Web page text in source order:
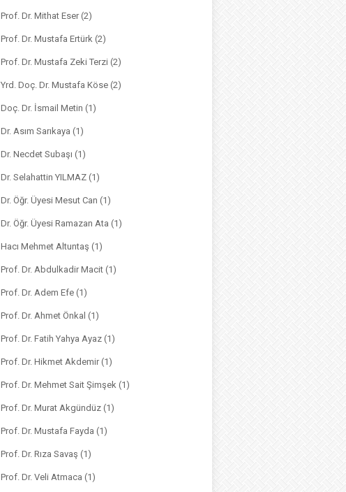
Prof. Dr. Mithat Eser (2)
Prof. Dr. Mustafa Ertürk (2)
Prof. Dr. Mustafa Zeki Terzi (2)
Yrd. Doç. Dr. Mustafa Köse (2)
Doç. Dr. İsmail Metin (1)
Dr. Asım Sarıkaya (1)
Dr. Necdet Subaşı (1)
Dr. Selahattin YILMAZ (1)
Dr. Öğr. Üyesi Mesut Can (1)
Dr. Öğr. Üyesi Ramazan Ata (1)
Hacı Mehmet Altuntaş (1)
Prof. Dr. Abdulkadir Macit (1)
Prof. Dr. Adem Efe (1)
Prof. Dr. Ahmet Önkal (1)
Prof. Dr. Fatih Yahya Ayaz (1)
Prof. Dr. Hikmet Akdemir (1)
Prof. Dr. Mehmet Sait Şimşek (1)
Prof. Dr. Murat Akgündüz (1)
Prof. Dr. Mustafa Fayda (1)
Prof. Dr. Rıza Savaş (1)
Prof. Dr. Veli Atmaca (1)